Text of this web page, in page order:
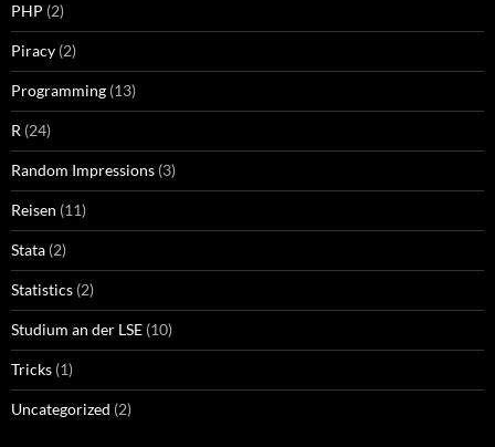
PHP (2)
Piracy (2)
Programming (13)
R (24)
Random Impressions (3)
Reisen (11)
Stata (2)
Statistics (2)
Studium an der LSE (10)
Tricks (1)
Uncategorized (2)